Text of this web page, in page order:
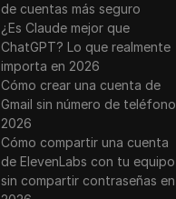
de cuentas más seguro
¿Es Claude mejor que
ChatGPT? Lo que realmente
importa en 2026
Cómo crear una cuenta de
Gmail sin número de teléfono
2026
Cómo compartir una cuenta
de ElevenLabs con tu equipo
sin compartir contraseñas en